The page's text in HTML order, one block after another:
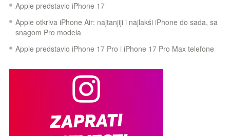
Apple predstavio iPhone 17
Apple otkriva iPhone Air: najtanjiji i najlakši iPhone do sada, sa
snagom Pro modela
Apple predstavio iPhone 17 Pro i iPhone 17 Pro Max telefone